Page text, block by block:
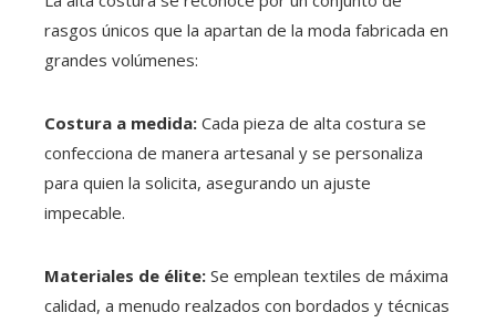
rasgos únicos que la apartan de la moda fabricada en
grandes volúmenes:
Costura a medida: Cada pieza de alta costura se
confecciona de manera artesanal y se personaliza
para quien la solicita, asegurando un ajuste
impecable.
Materiales de élite: Se emplean textiles de máxima
calidad, a menudo realzados con bordados y técnicas